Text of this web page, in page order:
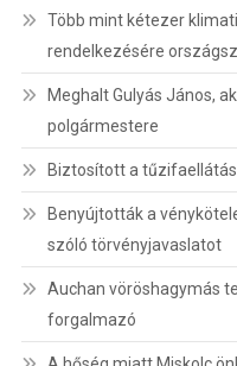
Több mint kétezer
rendelkezésére
Meghalt Gulyás János,
polgármestere
Biztosított a
Benyújtották a
szóló törvényjavaslatot
Auchan vöröshagymás
forgalmazó